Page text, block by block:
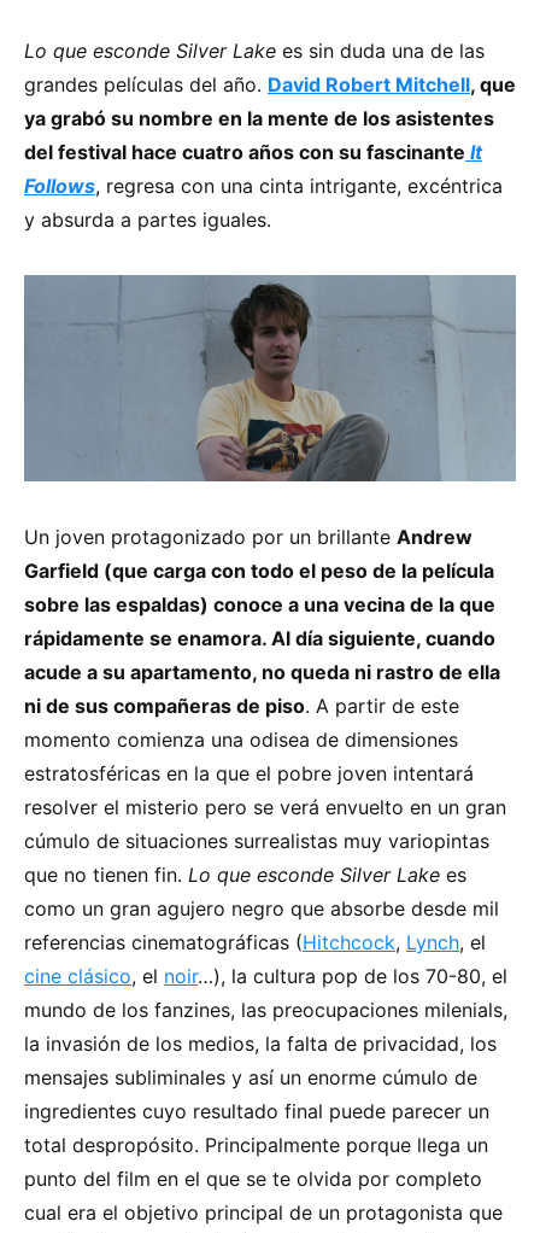
Lo que esconde Silver Lake es sin duda una de las
grandes películas del año. David Robert Mitchell, que
ya grabó su nombre en la mente de los asistentes
del festival hace cuatro años con su fascinante It
Follows, regresa con una cinta intrigante, excéntrica
y absurda a partes iguales.
Un joven protagonizado por un brillante Andrew
Garfield (que carga con todo el peso de la película
sobre las espaldas) conoce a una vecina de la que
rápidamente se enamora. Al día siguiente, cuando
acude a su apartamento, no queda ni rastro de ella
ni de sus compañeras de piso. A partir de este
momento comienza una odisea de dimensiones
estratosféricas en la que el pobre joven intentará
resolver el misterio pero se verá envuelto en un gran
cúmulo de situaciones surrealistas muy variopintas
que no tienen fin. Lo que esconde Silver Lake es
como un gran agujero negro que absorbe desde mil
referencias cinematográficas (Hitchcock, Lynch, el
cine clásico, el noir…), la cultura pop de los 70-80, el
mundo de los fanzines, las preocupaciones milenials,
la invasión de los medios, la falta de privacidad, los
mensajes subliminales y así un enorme cúmulo de
ingredientes cuyo resultado final puede parecer un
total despropósito. Principalmente porque llega un
punto del film en el que se te olvida por completo
cual era el objetivo principal de un protagonista que